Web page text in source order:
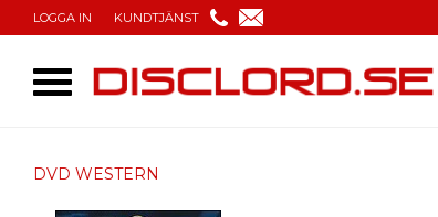
LOGGA IN KUNDTJÄNST
DVD WESTERN